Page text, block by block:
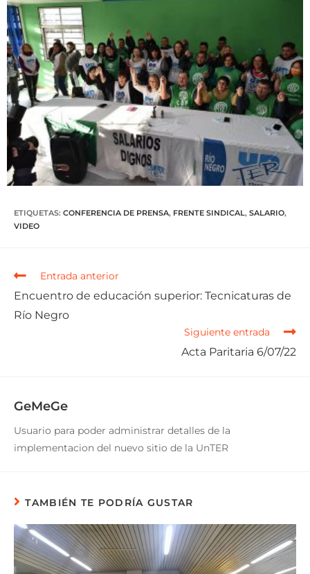
ETIQUETAS: CONFERENCIA DE PRENSA, FRENTE SINDICAL, SALARIO,
VIDEO
Entrada anterior
Encuentro de educación superior: Tecnicaturas de
Río Negro
Siguiente entrada
Acta Paritaria 6/07/22
GeMeGe
Usuario para poder administrar detalles de la
implementacion del nuevo sitio de la UnTER
TAMBIÉN TE PODRÍA GUSTAR